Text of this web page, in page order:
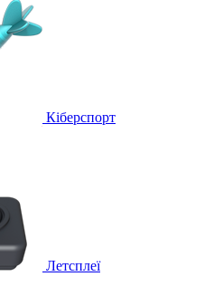
Кіберспорт
Летсплеї